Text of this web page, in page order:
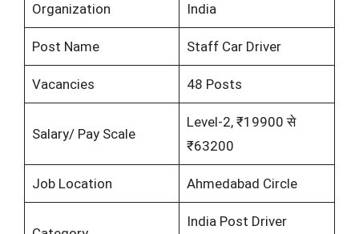
Organization
India
Post Name Staff Car Driver
Vacancies 48 Posts
Salary/ Pay Scale
Level-2, ₹19900 से
₹63200
Job Location Ahmedabad Circle
India Post Driver